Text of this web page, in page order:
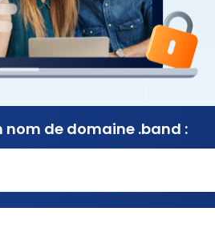
nom de domaine .band :